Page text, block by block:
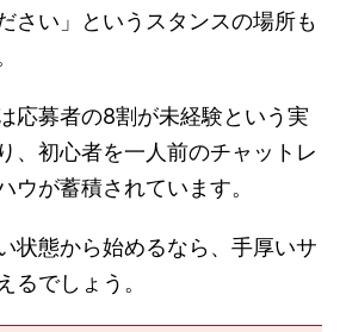
さい」というスタンスの場所も
応募者の8割が未経験という実
、初心者を一人前のチャットレ
ウが蓄積されています。
状態から始めるなら、手厚いサ
るでしょう。